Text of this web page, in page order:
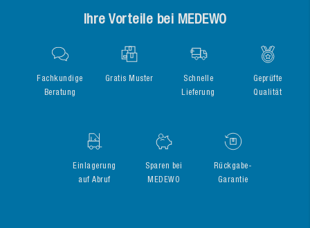
Ihre Vorteile bei MEDEWO
Fachkundige
Beratung
Gratis Muster
Schnelle
Lieferung
Geprüfte
Qualität
Einlagerung
auf Abruf
Sparen bei
MEDEWO
Rückgabe-
Garantie